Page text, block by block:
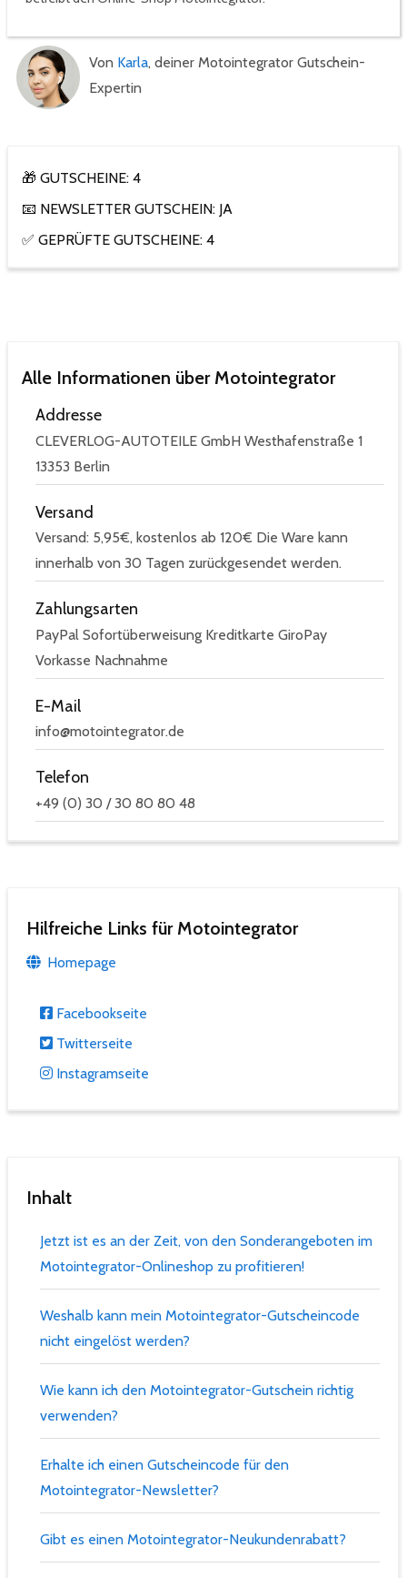
Von Karla, deiner Motointegrator Gutschein-
Expertin
🎁 GUTSCHEINE: 4
📧 NEWSLETTER GUTSCHEIN: JA
✅ GEPRÜFTE GUTSCHEINE: 4
Alle Informationen über Motointegrator
Addresse
CLEVERLOG-AUTOTEILE GmbH Westhafenstraße 1
13353 Berlin
Versand
Versand: 5,95€, kostenlos ab 120€ Die Ware kann
innerhalb von 30 Tagen zurückgesendet werden.
Zahlungsarten
PayPal Sofortüberweisung Kreditkarte GiroPay
Vorkasse Nachnahme
E-Mail
info@motointegrator.de
Telefon
+49 (0) 30 / 30 80 80 48
Hilfreiche Links für Motointegrator
Homepage
Facebookseite
Twitterseite
Instagramseite
Inhalt
Jetzt ist es an der Zeit, von den Sonderangeboten im
Motointegrator-Onlineshop zu profitieren!
Weshalb kann mein Motointegrator-Gutscheincode
nicht eingelöst werden?
Wie kann ich den Motointegrator-Gutschein richtig
verwenden?
Erhalte ich einen Gutscheincode für den
Motointegrator-Newsletter?
Gibt es einen Motointegrator-Neukundenrabatt?